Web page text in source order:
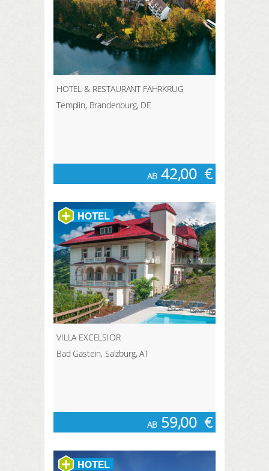
Fernsicht über die traumhafte
Berglandschaft genießen.
HOTEL & RESTAURANT FÄHRKRUG
Templin, Brandenburg, DE
AB 42,00 €
VILLA EXCELSIOR
Bad Gastein, Salzburg, AT
AB 59,00 €